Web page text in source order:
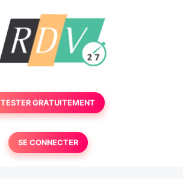
TESTER GRATUITEMENT
SE CONNECTER